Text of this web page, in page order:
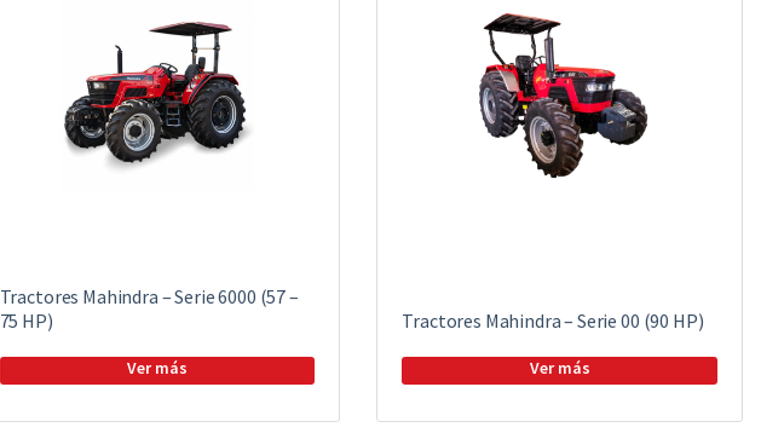
Tractores Mahindra – Serie 6000 (57 –
75 HP)
Tractores Mahindra – Serie 00 (90 HP)